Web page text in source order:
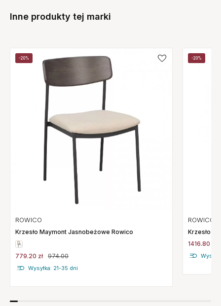
Inne produkty tej marki
-20%
ROWICO
Krzesło Maymont Jasnobeżowe Rowico
779.20 zł 974.00
Wysyłka: 21-35 dni
-20%
ROWICO
Krzesło
1416.80 zł